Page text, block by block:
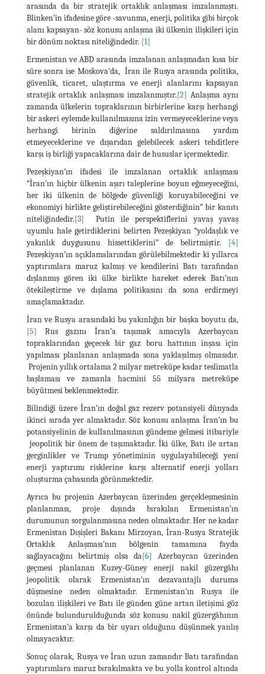
arasında da bir stratejik ortaklık anlaşması imzalanmıştı.
Blinken’in ifadesine göre -savunma, enerji, politika gibi birçok
alanı kapsayan- söz konusu anlaşma iki ülkenin ilişkileri için
bir dönüm noktası niteliğindedir. [1]
Ermenistan ve ABD arasında imzalanan anlaşmadan kısa bir
süre sonra ise Moskova’da, İran ile Rusya arasında politika,
güvenlik, ticaret, ulaştırma ve enerji alanlarını kapsayan
stratejik ortaklık anlaşması imzalanmıştır.[2] Anlaşma aynı
zamanda ülkelerin topraklarının birbirlerine karşı herhangi
bir askeri eylemde kullanılmasına izin vermeyeceklerine veya
herhangi birinin diğerine saldırılmasına yardım
etmeyeceklerine ve dışarıdan gelebilecek askeri tehditlere
karşı iş birliği yapacaklarına dair de hususlar içermektedir.
Pezeşkiyan’ın ifadesi ile imzalanan ortaklık anlaşması
“İran’ın hiçbir ülkenin aşırı taleplerine boyun eğmeyeceğini,
her iki ülkenin de bölgede güvenliği koruyabileceğini ve
ekonomiyi birlikte geliştirebileceğini gösterdiğinin” bir kanıtı
niteliğindedir.[3] Putin ile perspektiflerini yavaş yavaş
uyumlu hale getirdiklerini belirten Pezeşkiyan “yoldaşlık ve
yakınlık duygusunu hissettiklerini” de belirtmiştir. [4]
Pezeşkiyan’ın açıklamalarından görülebilmektedir ki yıllarca
yaptırımlara maruz kalmış ve kendilerini Batı tarafından
dışlanmış gören iki ülke birlikte hareket ederek Batı’nın
ötekileştirme ve dışlama politikasını da sona erdirmeyi
amaçlamaktadır.
İran ve Rusya arasındaki bu yakınlığın bir başka boyutu da,
[5] Rus gazını İran’a taşımak amacıyla Azerbaycan
topraklarından geçecek bir gaz boru hattının inşası için
yapılması planlanan anlaşmada sona yaklaşılmış olmasıdır.
Projenin yıllık ortalama 2 milyar metreküpe kadar teslimatla
başlaması ve zamanla hacmini 55 milyara metreküpe
büyütmesi beklenmektedir.
Bilindiği üzere İran’ın doğal gaz rezerv potansiyeli dünyada
ikinci sırada yer almaktadır. Söz konusu anlaşma İran’ın bu
potansiyelinin de kullanılmasının gündeme gelmesi itibariyle
jeopolitik bir önem de taşımaktadır. İki ülke, Batı ile artan
gerginlikler ve Trump yönetiminin uygulayabileceği yeni
enerji yaptırımı risklerine karşı alternatif enerji yolları
oluşturma çabasında görünmektedir.
Ayrıca bu projenin Azerbaycan üzerinden gerçekleşmesinin
planlanması, proje dışında bırakılan Ermenistan’ın
durumunun sorgulanmasına neden olmaktadır. Her ne kadar
Ermenistan Dışişleri Bakanı Mirzoyan, İran-Rusya Stratejik
Ortaklık Anlaşması’nın bölgenin tamamına fayda
sağlayacağını belirtmiş olsa da[6] Azerbaycan üzerinden
geçmesi planlanan Kuzey-Güney enerji nakil güzergâhı
jeopolitik olarak Ermenistan’ın dezavantajlı duruma
düşmesine neden olmaktadır. Ermenistan’ın Rusya ile
bozulan ilişkileri ve Batı ile günden güne artan iletişimi göz
önünde bulundurulduğunda söz konusu nakil güzergâhının
Ermenistan’a karşı da bir uyarı olduğunu düşünmek yanlış
olmayacaktır.
Sonuç olarak, Rusya ve İran uzun zamandır Batı tarafından
yaptırımlara maruz bırakılmakta ve bu yolla kontrol altında